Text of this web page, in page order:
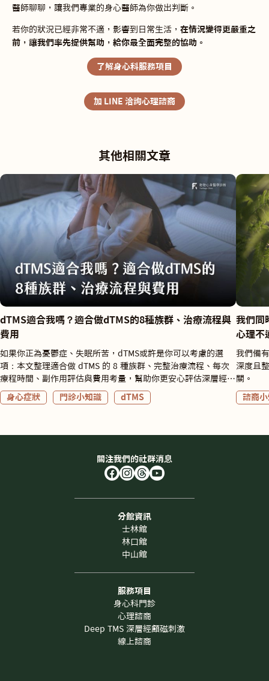
醫師聊聊，讓我們專業的身心醫師為你做出判斷。
若你的狀況已經非常不適，影響到日常生活， 在情況變得更嚴重之
前，讓我們率先提供幫助，給你最全面完整的協助。
了解身心科服務項目
加 LINE 洽詢心理諮商
其他相關文章
dTMS適合我嗎？適合做dTMS的8種族群、治療流程與
費用
如果你正為憂鬱症、失眠所苦，dTMS或許是你可以考慮的選
項：本文整理適合做 dTMS 的 8 種族群、完整治療流程、每次
療程時間、副作用評估與費用考量，幫助你更安心評估深層經顱
磁刺激治療。
身心症狀 門診小知識 dTMS
我們同
心理不
我們備
深度且
關。
諮商
關注我們的社群消息
分館資訊
士林館
林口館
中山館
服務項目
身心科門診
心理諮商
Deep TMS 深層經顱磁刺激
線上諮商